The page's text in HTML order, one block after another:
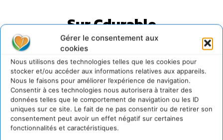
Gérer le consentement aux
cookies
Nous utilisons des technologies telles que les cookies pour
stocker et/ou accéder aux informations relatives aux appareils.
Nous le faisons pour améliorer l’expérience de navigation.
Consentir à ces technologies nous autorisera à traiter des
données telles que le comportement de navigation ou les ID
uniques sur ce site. Le fait de ne pas consentir ou de retirer son
consentement peut avoir un effet négatif sur certaines
fonctionnalités et caractéristiques.
Sur Cdurable
Comment le sol français a perdu sa mémoire
hydrique et déréglé tout le territoire (2020-2026)
2 août 2026
Développer notre attention aux espèces vivantes
non humaines avec les communs de Zoepolis
30 juillet 2026
Un kit citoyen pour lever les freins au
développement des forêts comestibles dans nos